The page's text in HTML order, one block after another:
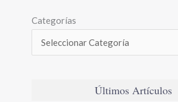
Categorías
Últimos Artículos